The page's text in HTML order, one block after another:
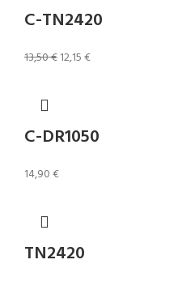
C-TN2420
13,50€12,15€
C-DR1050
14,90€
TN2420